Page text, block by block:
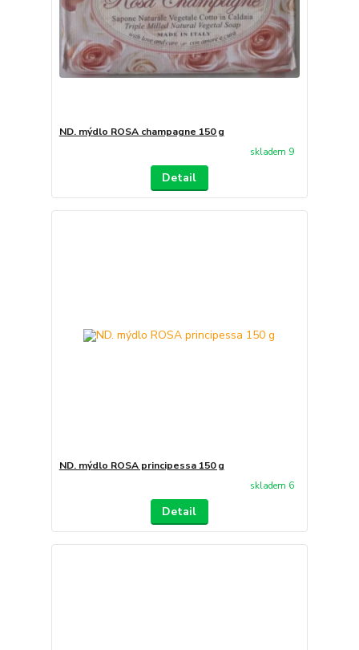
ND. mýdlo ROSA champagne 150 g
skladem 9
Detail
ND. mýdlo ROSA principessa 150 g
skladem 6
Detail